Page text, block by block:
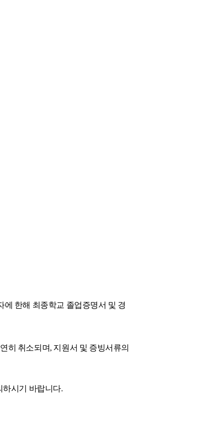
에 한해 최종학교 졸업증명서 및 경
히 취소되며, 지원서 및 증빙서류의
하시기 바랍니다.